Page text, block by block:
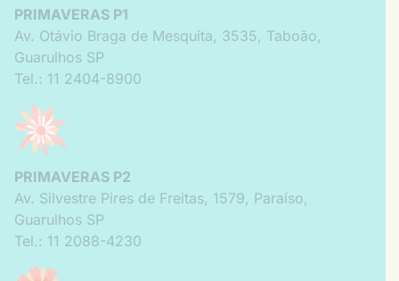
PRIMAVERAS P1
Av. Otávio Braga de Mesquita, 3535, Taboão,
Guarulhos SP
Tel.: 11 2404-8900
PRIMAVERAS P2
Av. Silvestre Pires de Freitas, 1579, Paraíso,
Guarulhos SP
Tel.: 11 2088-4230